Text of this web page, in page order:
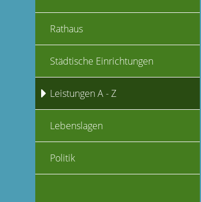
Rathaus
Städtische Einrichtungen
Leistungen A - Z
Lebenslagen
Politik